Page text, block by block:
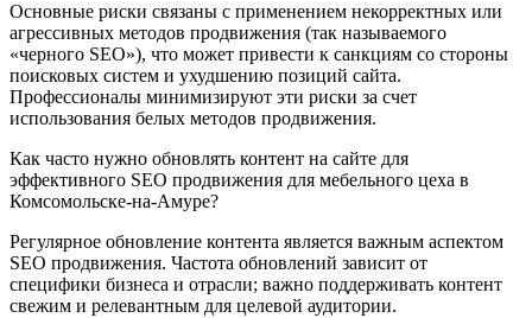
Основные риски связаны с применением некорректных или
агрессивных методов продвижения (так называемого
«черного SEO»), что может привести к санкциям со стороны
поисковых систем и ухудшению позиций сайта.
Профессионалы минимизируют эти риски за счет
использования белых методов продвижения.
Как часто нужно обновлять контент на сайте для
эффективного SEO продвижения для мебельного цеха в
Комсомольске-на-Амуре?
Регулярное обновление контента является важным аспектом
SEO продвижения. Частота обновлений зависит от
специфики бизнеса и отрасли; важно поддерживать контент
свежим и релевантным для целевой аудитории.